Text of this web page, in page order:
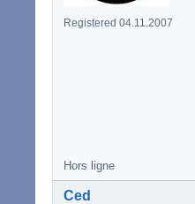
Registered 04.11.2007
Hors ligne
Ced